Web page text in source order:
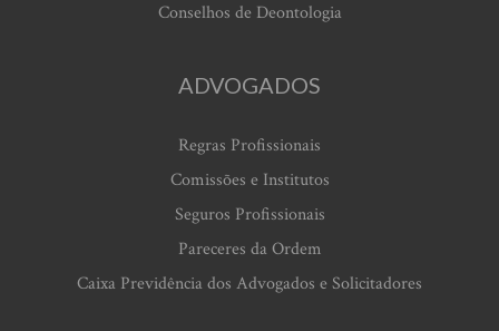
Conselhos de Deontologia
ADVOGADOS
Regras Profissionais
Comissões e Institutos
Seguros Profissionais
Pareceres da Ordem
Caixa Previdência dos Advogados e Solicitadores